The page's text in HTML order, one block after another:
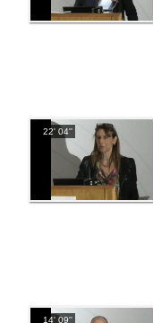
22' 04''
14' 09''